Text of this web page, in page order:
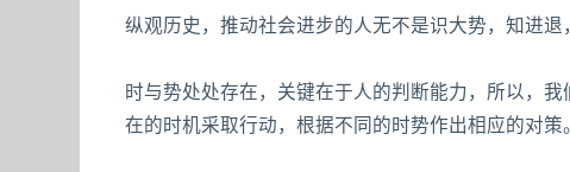
纵观历史，推动社会进步的人无不是识大势，知进
时与势处处存在，关键在于人的判断能力，所以，
在的时机采取行动，根据不同的时势作出相应的对策